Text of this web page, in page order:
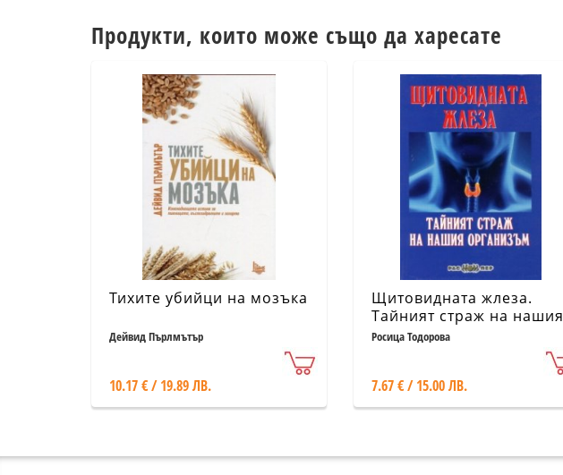
Продукти, които може също да харесате
Тихите убийци на мозъка
Дейвид Пърлмътър
10.17 € / 19.89 ЛВ.
Щитовидната жлеза.
Тайният страж на нашия
организъм
Росица Тодорова
7.67 € / 15.00 ЛВ.